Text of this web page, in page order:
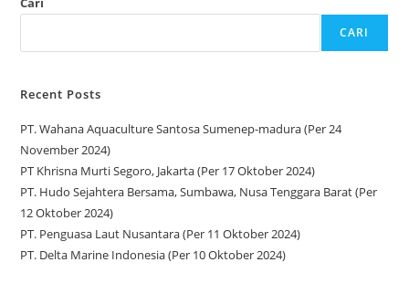
CARI
Recent Posts
PT. Wahana Aquaculture Santosa Sumenep-madura (Per 24
November 2024)
PT Khrisna Murti Segoro, Jakarta (Per 17 Oktober 2024)
PT. Hudo Sejahtera Bersama, Sumbawa, Nusa Tenggara Barat (Per
12 Oktober 2024)
PT. Penguasa Laut Nusantara (Per 11 Oktober 2024)
PT. Delta Marine Indonesia (Per 10 Oktober 2024)